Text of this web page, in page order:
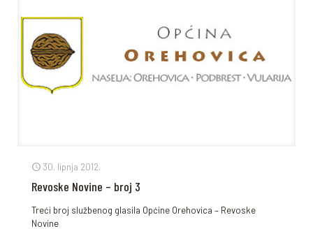
30. lipnja 2012.
Revoske Novine – broj 3
Treći broj službenog glasila Općine Orehovica – Revoske
Novine